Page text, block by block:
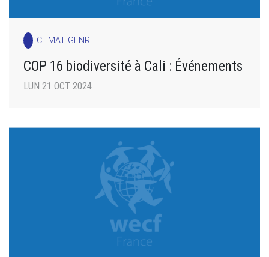
CLIMAT GENRE
COP 16 biodiversité à Cali : Événements
LUN 21 OCT 2024